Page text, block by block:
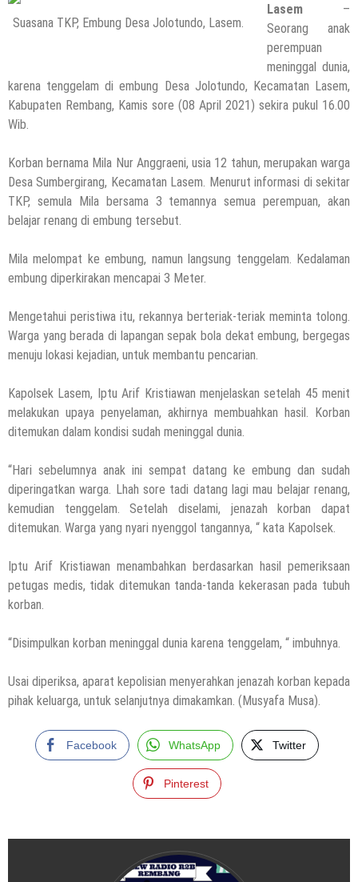
Suasana TKP, Embung Desa Jolotundo, Lasem.
Lasem –
Seorang anak
perempuan
meninggal dunia,
karena tenggelam di embung Desa Jolotundo, Kecamatan Lasem,
Kabupaten Rembang, Kamis sore (08 April 2021) sekira pukul 16.00
Wib.
Korban bernama Mila Nur Anggraeni, usia 12 tahun, merupakan warga
Desa Sumbergirang, Kecamatan Lasem. Menurut informasi di sekitar
TKP, semula Mila bersama 3 temannya semua perempuan, akan
belajar renang di embung tersebut.
Mila melompat ke embung, namun langsung tenggelam. Kedalaman
embung diperkirakan mencapai 3 Meter.
Mengetahui peristiwa itu, rekannya berteriak-teriak meminta tolong.
Warga yang berada di lapangan sepak bola dekat embung, bergegas
menuju lokasi kejadian, untuk membantu pencarian.
Kapolsek Lasem, Iptu Arif Kristiawan menjelaskan setelah 45 menit
melakukan upaya penyelaman, akhirnya membuahkan hasil. Korban
ditemukan dalam kondisi sudah meninggal dunia.
“Hari sebelumnya anak ini sempat datang ke embung dan sudah
diperingatkan warga. Lhah sore tadi datang lagi mau belajar renang,
kemudian tenggelam. Setelah diselami, jenazah korban dapat
ditemukan. Warga yang nyari nyenggol tangannya, “ kata Kapolsek.
Iptu Arif Kristiawan menambahkan berdasarkan hasil pemeriksaan
petugas medis, tidak ditemukan tanda-tanda kekerasan pada tubuh
korban.
“Disimpulkan korban meninggal dunia karena tenggelam, “ imbuhnya.
Usai diperiksa, aparat kepolisian menyerahkan jenazah korban kepada
pihak keluarga, untuk selanjutnya dimakamkan. (Musyafa Musa).
Facebook WhatsApp Twitter
Pinterest